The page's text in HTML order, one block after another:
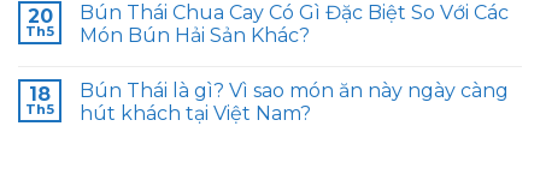
20
Th5
Bún Thái Chua Cay Có Gì Đặc Biệt So Với Các
Món Bún Hải Sản Khác?
18
Th5
Bún Thái là gì? Vì sao món ăn này ngày càng
hút khách tại Việt Nam?